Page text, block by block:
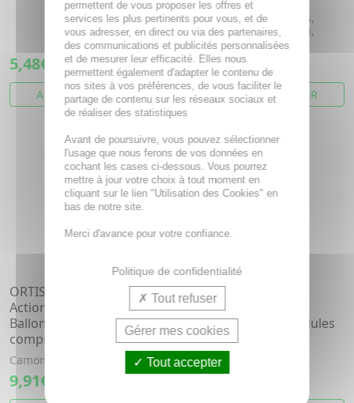
5,48€
AJOUTER AU PANIER
Curcuma, Mélisse,
Bifidobacterium infantis,
Lactobacillus plantarum,
Lactobacillus...
14,39€
AJOUTER AU PANIER
ORTIS Colon Relax Forte
Action rapide
Ballonements boite de 30
comprimés
Camomille, Mélisse, Fenouil
9,91€
PHARMASCIENCE
Digestion - Charbon
végétal activé 200 gélules
Charbon végétal.
9,33€
permettent de vous proposer les offres et
services les plus pertinents pour vous, et de
vous adresser, en direct ou via des partenaires,
des communications et publicités personnalisées
et de mesurer leur efficacité. Elles nous
permettent également d'adapter le contenu de
nos sites à vos préférences, de vous faciliter le
partage de contenu sur les réseaux sociaux et
de réaliser des statistiques
Avant de poursuivre, vous pouvez sélectionner
l'usage que nous ferons de vos données en
cochant les cases ci-dessous. Vous pourrez
mettre à jour votre choix à tout moment en
cliquant sur le lien "Utilisation des Cookies" en
bas de notre site.
Merci d'avance pour votre confiance.
Politique de confidentialité
Tout refuser
Gérer mes cookies
Tout accepter